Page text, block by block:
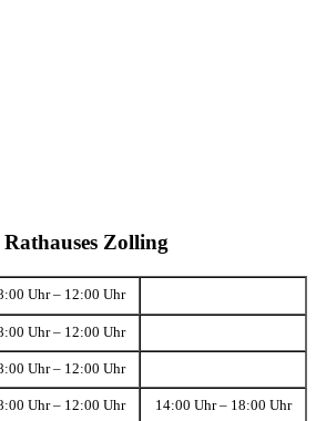
Zolling
Uhr – 12:00 Uhr
Uhr – 12:00 Uhr
Uhr – 12:00 Uhr
Uhr – 12:00 Uhr 14:00 Uhr – 18:00 Uhr